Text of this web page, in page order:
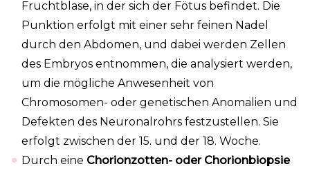
Fruchtblase, in der sich der Fötus befindet. Die
Punktion erfolgt mit einer sehr feinen Nadel
durch den Abdomen, und dabei werden Zellen
des Embryos entnommen, die analysiert werden,
um die mögliche Anwesenheit von
Chromosomen- oder genetischen Anomalien und
Defekten des Neuronalrohrs festzustellen. Sie
erfolgt zwischen der 15. und der 18. Woche.
Durch eine Chorionzotten- oder Chorionbiopsie